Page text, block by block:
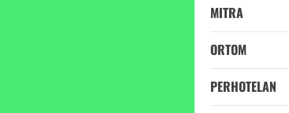
MITRA
ORTOM
PERHOTELAN